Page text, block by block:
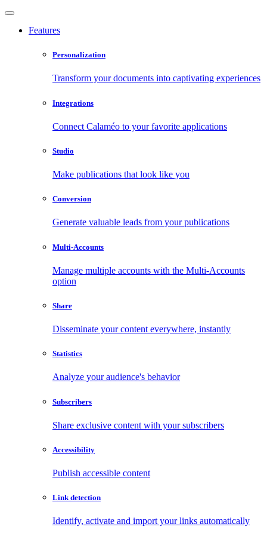
Features
Personalization
Transform your documents into captivating experiences
Integrations
Connect Calaméo to your favorite applications
Studio
Make publications that look like you
Conversion
Generate valuable leads from your publications
Multi-Accounts
Manage multiple accounts with the Multi-Accounts
option
Share
Disseminate your content everywhere, instantly
Statistics
Analyze your audience's behavior
Subscribers
Share exclusive content with your subscribers
Accessibility
Publish accessible content
Link detection
Identify, activate and import your links automatically